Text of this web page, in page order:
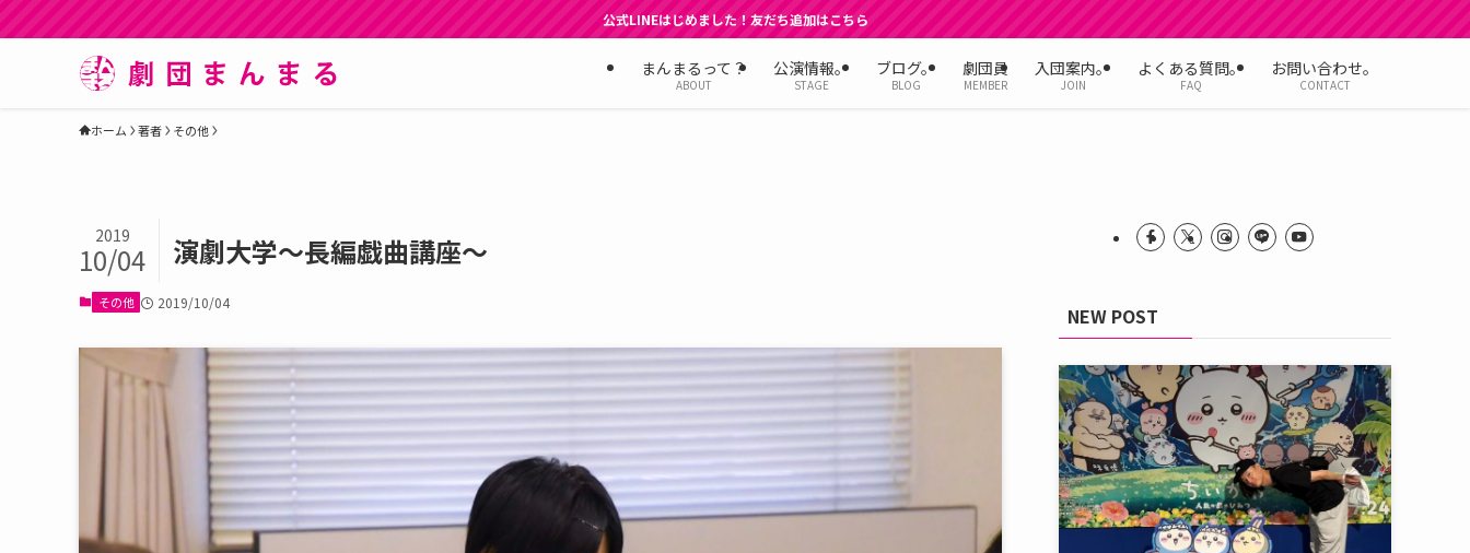
公式LINEはじめました！友だち追加はこちら
まんまるって？
ABOUT
公演情報。
STAGE
ブログ。
BLOG
劇団員
MEMBER
入団案内。
JOIN
よくある質問。
FAQ
お問い合わせ。
CONTACT
ホーム 著者 その他
演劇大学～長編戯曲講座～
2019
10/04
その他 2019/10/04
NEW POST